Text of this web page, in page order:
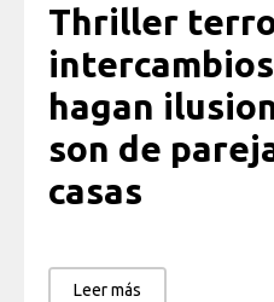
Thriller
hagan
son de
casas
Leer más